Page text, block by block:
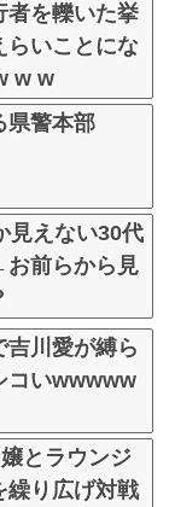
者を轢いた挙
らいことにな
w w
県警本部
見えない30代
前らから見
吉川愛が縛ら
コいwwwww
とラウンジ
繰り広げ対戦